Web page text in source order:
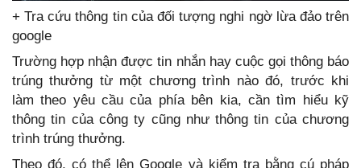
+ Tra cứu thông tin của đối tượng nghi ngờ lừa đảo trên
google
Trường hợp nhận được tin nhắn hay cuộc gọi thông báo
trúng thưởng từ một chương trình nào đó, trước khi
làm theo yêu cầu của phía bên kia, cần tìm hiểu kỹ
thông tin của công ty cũng như thông tin của chương
trình trúng thưởng.
Theo đó, có thể lên Google và kiểm tra bằng cú pháp